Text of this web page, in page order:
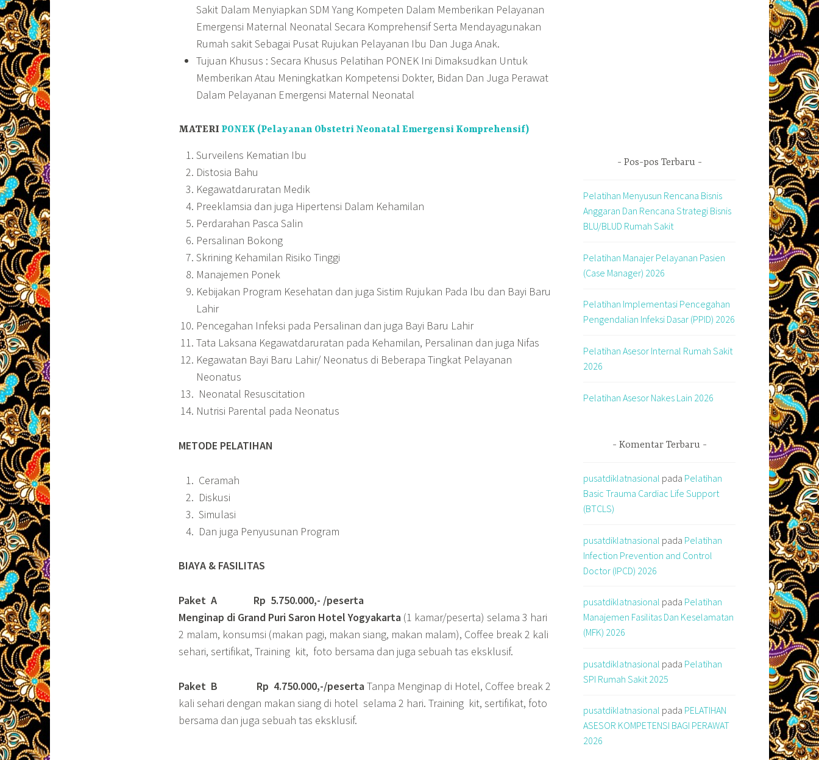
Sakit Dalam Menyiapkan SDM Yang Kompeten Dalam Memberikan Pelayanan
Emergensi Maternal Neonatal Secara Komprehensif Serta Mendayagunakan
Rumah sakit Sebagai Pusat Rujukan Pelayanan Ibu Dan Juga Anak.
Tujuan Khusus : Secara Khusus Pelatihan PONEK Ini Dimaksudkan Untuk
Memberikan Atau Meningkatkan Kompetensi Dokter, Bidan Dan Juga Perawat
Dalam Pelayanan Emergensi Maternal Neonatal
MATERI PONEK (Pelayanan Obstetri Neonatal Emergensi Komprehensif)
Surveilens Kematian Ibu
Distosia Bahu
Kegawatdaruratan Medik
Preeklamsia dan juga Hipertensi Dalam Kehamilan
Perdarahan Pasca Salin
Persalinan Bokong
Skrining Kehamilan Risiko Tinggi
Manajemen Ponek
Kebijakan Program Kesehatan dan juga Sistim Rujukan Pada Ibu dan Bayi Baru
Lahir
Pencegahan Infeksi pada Persalinan dan juga Bayi Baru Lahir
Tata Laksana Kegawatdaruratan pada Kehamilan, Persalinan dan juga Nifas
Kegawatan Bayi Baru Lahir/ Neonatus di Beberapa Tingkat Pelayanan
Neonatus
Neonatal Resuscitation
Nutrisi Parental pada Neonatus
METODE PELATIHAN
Ceramah
Diskusi
Simulasi
Dan juga Penyusunan Program
BIAYA & FASILITAS
Paket A Rp 5.750.000,- /peserta
Menginap di Grand Puri Saron Hotel Yogyakarta (1 kamar/peserta) selama 3 hari
2 malam, konsumsi (makan pagi, makan siang, makan malam), Coffee break 2 kali
sehari, sertifikat, Training kit, foto bersama dan juga sebuah tas eksklusif.
Paket B Rp 4.750.000,-/pesertaTanpa Menginap di Hotel, Coffee break 2
kali sehari dengan makan siang di hotel selama 2 hari. Training kit, sertifikat, foto
bersama dan juga sebuah tas eksklusif.
Pos-pos Terbaru
Pelatihan Menyusun Rencana Bisnis
Anggaran Dan Rencana Strategi Bisnis
BLU/BLUD Rumah Sakit
Pelatihan Manajer Pelayanan Pasien
(Case Manager) 2026
Pelatihan Implementasi Pencegahan
Pengendalian Infeksi Dasar (PPID) 2026
Pelatihan Asesor Internal Rumah Sakit
2026
Pelatihan Asesor Nakes Lain 2026
Komentar Terbaru
pusatdiklatnasional pada Pelatihan
Basic Trauma Cardiac Life Support
(BTCLS)
pusatdiklatnasional pada Pelatihan
Infection Prevention and Control
Doctor (IPCD) 2026
pusatdiklatnasional pada Pelatihan
Manajemen Fasilitas Dan Keselamatan
(MFK) 2026
pusatdiklatnasional pada Pelatihan
SPI Rumah Sakit 2025
pusatdiklatnasional pada PELATIHAN
ASESOR KOMPETENSI BAGI PERAWAT
2026